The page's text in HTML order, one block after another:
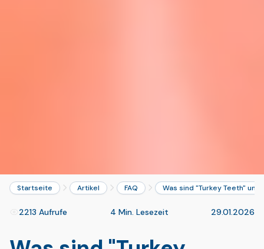
Startseite Artikel FAQ Was sind "Turkey Teeth"
2213 Aufrufe 4 Min. Lesezeit 29.01.2026